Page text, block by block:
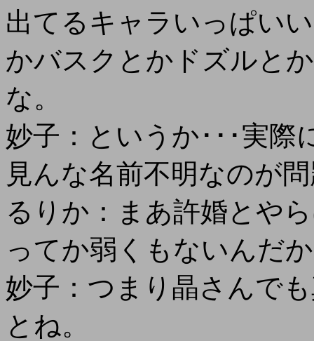
出てるキャラいっぱい
かバスクとかドズルと
な。
妙子：というか･･･実際
見んな名前不明なのが
るりか：まあ許婚とや
ってか弱くもないんだ
妙子：つまり晶さんで
とね。